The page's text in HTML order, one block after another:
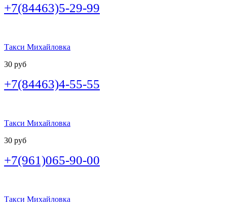
+7(84463)5-29-99
Такси Михайловка
30 руб
+7(84463)4-55-55
Такси Михайловка
30 руб
+7(961)065-90-00
Такси Михайловка